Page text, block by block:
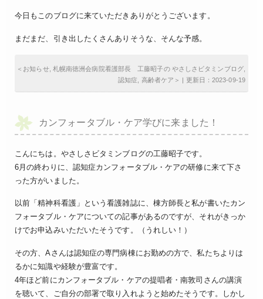
今日もこのブログに来ていただきありがとうございます。
まだまだ、引き出したくさんありそうな、そんな予感。
＜ お知らせ, 札幌南徳洲会病院看護部長 工藤昭子の やさしさビタミンブログ,
認知症
高齢者ケア ＞ | 更新日：2023-09-19
カンフォータブル・ケア学びに来ました！
こんにちは。やさしさビタミンブログの工藤昭子です。
6月の終わりに、認知症カンフォータブル・ケアの研修に来て下さ
った方がいました。
以前「精神科看護」という看護雑誌に、棟方師長と私が書いたカン
フォータブル・ケアについての記事があるのですが、それがきっか
けでお申込みいただいたそうです。（うれしい！）
その方、Aさんは認知症の専門病棟にお勤めの方で、私たちよりは
るかに知識や経験が豊富です。
4年ほど前にカンフォータブル・ケアの提唱者・南敦司さんの講演
を聴いて、ご自分の部署で取り入れようと始めたそうです。しかし